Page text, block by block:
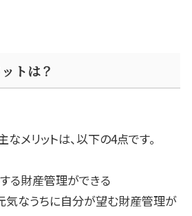
トは？
メリットは、以下の4点です。
る財産管理ができる
気なうちに自分が望む財産管理が